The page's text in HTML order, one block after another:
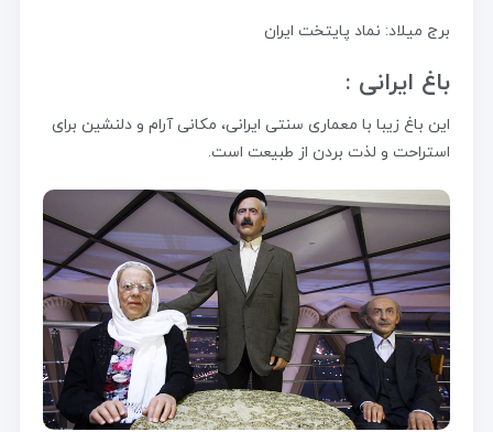
برج میلاد: نماد پایتخت ایران
باغ ایرانی :
این باغ زیبا با معماری سنتی ایرانی، مکانی آرام و دلنشین برای
استراحت و لذت بردن از طبیعت است.